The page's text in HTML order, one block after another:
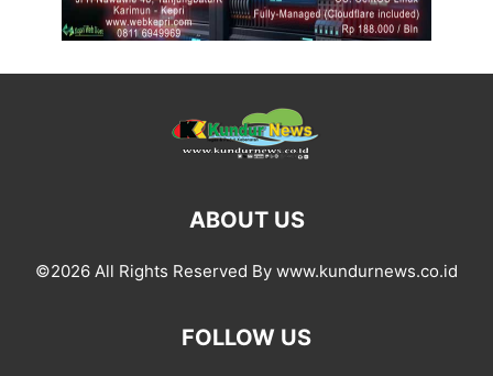
ABOUT US
©2026 All Rights Reserved By www.kundurnews.co.id
FOLLOW US